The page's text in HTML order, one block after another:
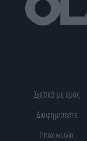
Σχετικά με εμάς
Διαφημιστείτε
Επικοινωνία